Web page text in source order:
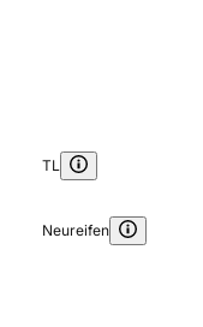
TL
Neureifen